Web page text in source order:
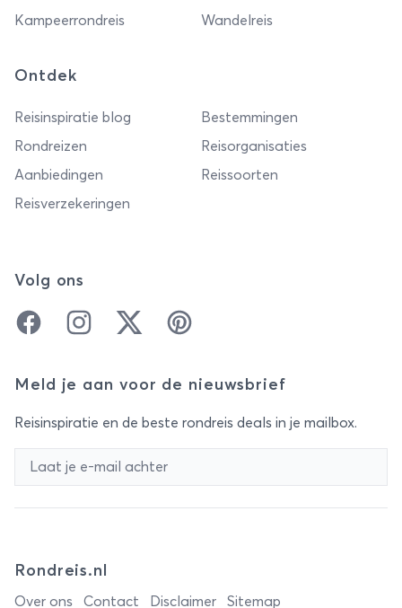
Kampeerrondreis
Wandelreis
Ontdek
Reisinspiratie blog
Bestemmingen
Rondreizen
Reisorganisaties
Aanbiedingen
Reissoorten
Reisverzekeringen
Volg ons
FacebookInstagramTwitter Pinterest
Meld je aan voor de nieuwsbrief
Reisinspiratie en de beste rondreis deals in je mailbox.
Rondreis.nl
Over ons Contact Disclaimer Sitemap